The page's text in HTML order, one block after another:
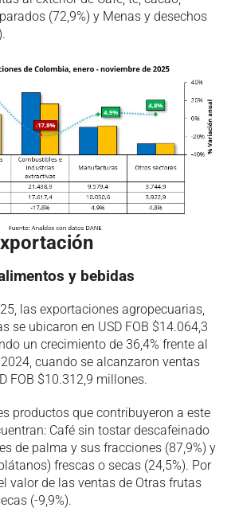
(72,9%) y Menas y desechos
y bebidas
las exportaciones agropecuarias,
se ubicaron en USD FOB $14.064,3
un crecimiento de 36,4% frente al
cuando se alcanzaron ventas
FOB $10.312,9 millones.
productos que contribuyeron a este
Café sin tostar descafeinado
de palma y sus fracciones (87,9%) y
frescas o secas (24,5%). Por
valor de las ventas de Otras frutas
(-9,9%).